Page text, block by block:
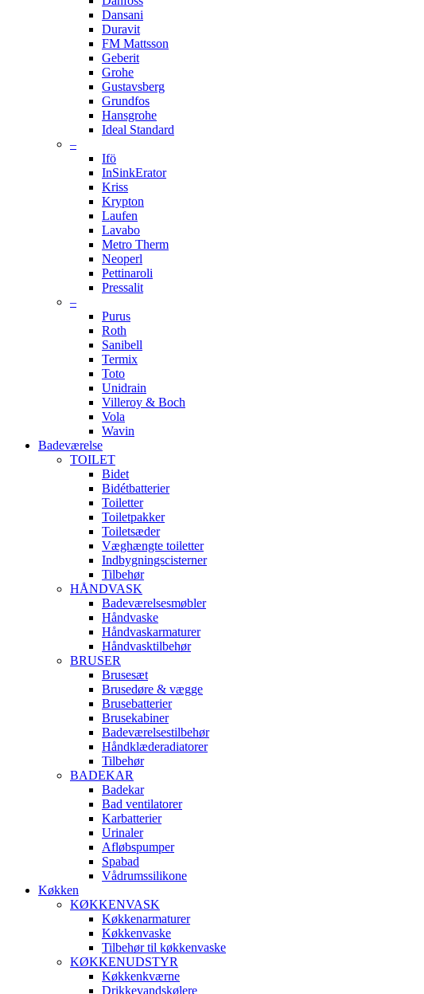
Dansani
Duravit
FM Mattsson
Geberit
Grohe
Gustavsberg
Grundfos
Hansgrohe
Ideal Standard
–
Ifö
InSinkErator
Kriss
Krypton
Laufen
Lavabo
Metro Therm
Neoperl
Pettinaroli
Pressalit
–
Purus
Roth
Sanibell
Termix
Toto
Unidrain
Villeroy & Boch
Vola
Wavin
Badeværelse
TOILET
Bidet
Bidétbatterier
Toiletter
Toiletpakker
Toiletsæder
Væghængte toiletter
Indbygningscisterner
Tilbehør
HÅNDVASK
Badeværelsesmøbler
Håndvaske
Håndvaskarmaturer
Håndvasktilbehør
BRUSER
Brusesæt
Brusedøre & vægge
Brusebatterier
Brusekabiner
Badeværelsestilbehør
Håndklæderadiatorer
Tilbehør
BADEKAR
Badekar
Bad ventilatorer
Karbatterier
Urinaler
Afløbspumper
Spabad
Vådrumssilikone
Køkken
KØKKENVASK
Køkkenarmaturer
Køkkenvaske
Tilbehør til køkkenvaske
KØKKENUDSTYR
Køkkenkværne
Drikkevandskølere